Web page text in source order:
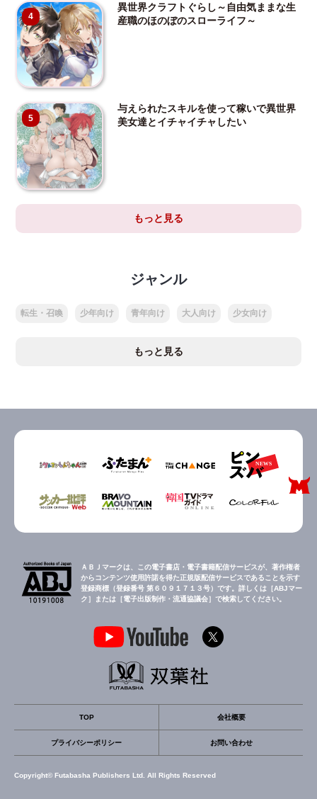
4
異世界クラフトぐらし～自由気ままな生
産職のほのぼのスローライフ～
5
与えられたスキルを使って稼いで異世界
美女達とイチャイチャしたい
もっと見る
ジャンル
転生・召喚 少年向け 青年向け 大人向け 少女向け
もっと見る
ＡＢＪマークは、この電子書店・電子書籍配信サービスが、著作権者
からコンテンツ使用許諾を得た正規版配信サービスであることを示す
登録商標（登録番号 第６０９１７１３号）です。詳しくは［ABJマー
ク］または［電子出版制作・流通協議会］で検索してください。
TOP 会社概要
プライバシーポリシー お問い合わせ
Copyright© Futabasha Publishers Ltd. All Rights Reserved